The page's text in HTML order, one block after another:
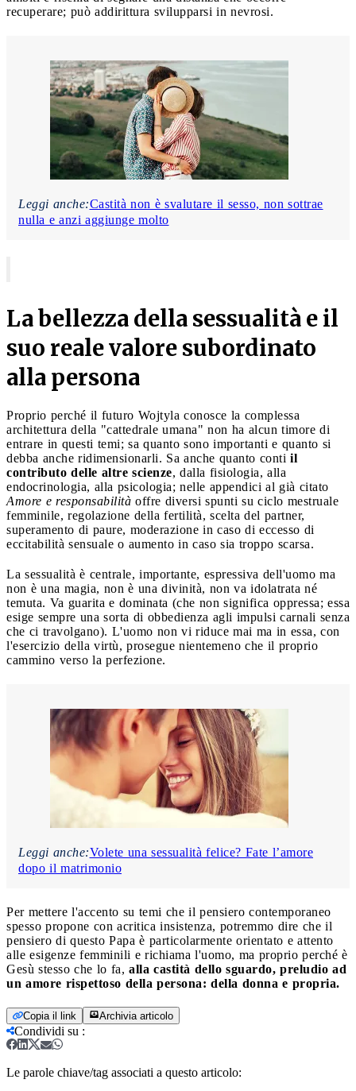
recuperare; può addirittura svilupparsi in nevrosi.
Leggi anche:Castità non è svalutare il sesso, non sottrae
nulla e anzi aggiunge molto
La bellezza della sessualità e il
suo reale valore subordinato
alla persona
Proprio perché il futuro Wojtyla conosce la complessa
architettura della "cattedrale umana" non ha alcun timore di
entrare in questi temi; sa quanto sono importanti e quanto si
debba anche ridimensionarli. Sa anche quanto conti il
contributo delle altre scienze, dalla fisiologia, alla
endocrinologia, alla psicologia; nelle appendici al già citato
Amore e responsabilità offre diversi spunti su ciclo mestruale
femminile, regolazione della fertilità, scelta del partner,
superamento di paure, moderazione in caso di eccesso di
eccitabilità sensuale o aumento in caso sia troppo scarsa.
La sessualità è centrale, importante, espressiva dell'uomo ma
non è una magia, non è una divinità, non va idolatrata né
temuta. Va guarita e dominata (che non significa oppressa; essa
esige sempre una sorta di obbedienza agli impulsi carnali senza
che ci travolgano). L'uomo non vi riduce mai ma in essa, con
l'esercizio della virtù, prosegue nientemeno che il proprio
cammino verso la perfezione.
Leggi anche:Volete una sessualità felice? Fate l’amore
dopo il matrimonio
Per mettere l'accento su temi che il pensiero contemporaneo
spesso propone con acritica insistenza, potremmo dire che il
pensiero di questo Papa è particolarmente orientato e attento
alle esigenze femminili e richiama l'uomo, ma proprio perché è
Gesù stesso che lo fa, alla castità dello sguardo, preludio ad
un amore rispettoso della persona: della donna e propria.
Copia il link Archivia articolo
Condividi su :
Le parole chiave/tag associati a questo articolo: